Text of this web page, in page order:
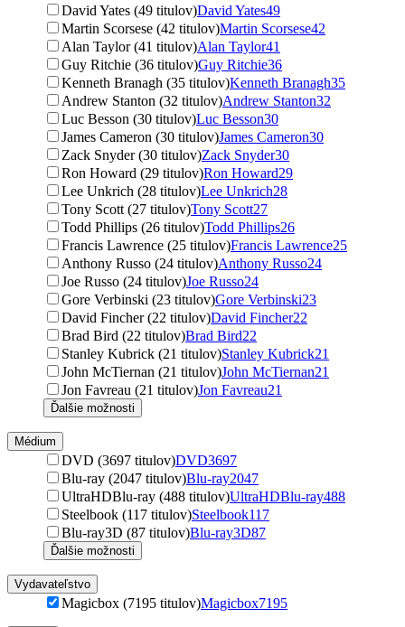
David Yates (49 titulov)David Yates49
Martin Scorsese (42 titulov)Martin Scorsese42
Alan Taylor (41 titulov)Alan Taylor41
Guy Ritchie (36 titulov)Guy Ritchie36
Kenneth Branagh (35 titulov)Kenneth Branagh35
Andrew Stanton (32 titulov)Andrew Stanton32
Luc Besson (30 titulov)Luc Besson30
James Cameron (30 titulov)James Cameron30
Zack Snyder (30 titulov)Zack Snyder30
Ron Howard (29 titulov)Ron Howard29
Lee Unkrich (28 titulov)Lee Unkrich28
Tony Scott (27 titulov)Tony Scott27
Todd Phillips (26 titulov)Todd Phillips26
Francis Lawrence (25 titulov)Francis Lawrence25
Anthony Russo (24 titulov)Anthony Russo24
Joe Russo (24 titulov)Joe Russo24
Gore Verbinski (23 titulov)Gore Verbinski23
David Fincher (22 titulov)David Fincher22
Brad Bird (22 titulov)Brad Bird22
Stanley Kubrick (21 titulov)Stanley Kubrick21
John McTiernan (21 titulov)John McTiernan21
Jon Favreau (21 titulov)Jon Favreau21
Ďalšie možnosti
Médium
DVD (3697 titulov)DVD3697
Blu-ray (2047 titulov)Blu-ray2047
UltraHDBlu-ray (488 titulov)UltraHDBlu-ray488
Steelbook (117 titulov)Steelbook117
Blu-ray3D (87 titulov)Blu-ray3D87
Ďalšie možnosti
Vydavateľstvo
Magicbox (7195 titulov)Magicbox7195